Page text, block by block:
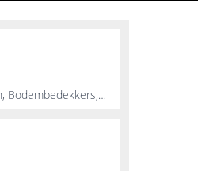
Boomkwekerij, Helleborus, Ghydrangea, Euphorbia, Vasteplanten, Bodembedekkers, Sierheesters, Buxus, Taxus, Handelskwekerij